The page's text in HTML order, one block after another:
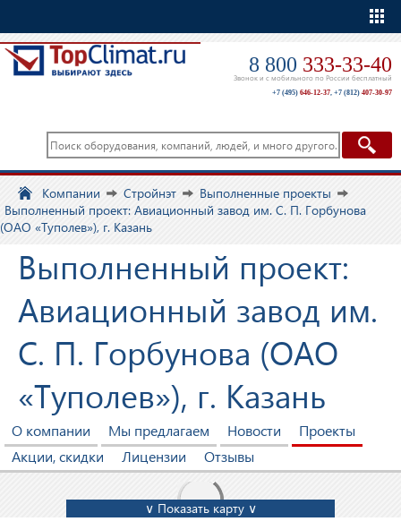
8 800 333-33-40
Звонок и с мобильного по России бесплатный
+7 (495) 646-12-37, +7 (812) 407-30-97
Компании Стройнэт
Выполненные проекты
Выполненный проект: Авиационный завод им. С. П. Горбунова
(ОАО «Туполев»), г. Казань
Выполненный проект:
Авиационный завод им.
С. П. Горбунова (ОАО
«Туполев»), г. Казань
О компании Мы предлагаем Новости
Проекты
Акции, скидки
Лицензии Отзывы
∨ Показать карту ∨